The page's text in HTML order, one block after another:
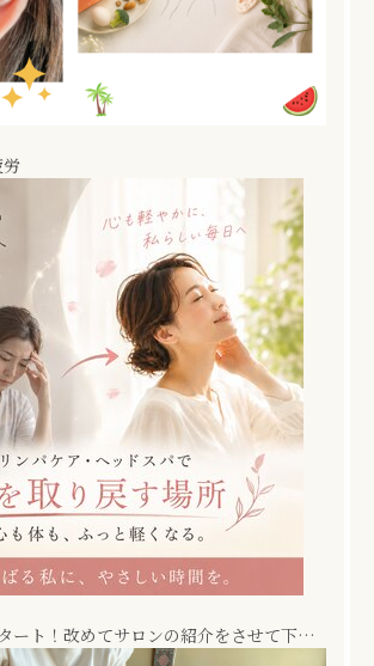
明日から8月スタート！改めてサロンの紹介をさせて下さい！